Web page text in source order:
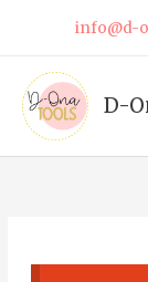
contenido
info@d-
D-